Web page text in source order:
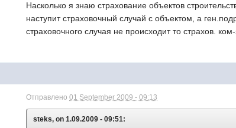
Насколько я знаю страхование объектов
наступит страховочный случай с объектом, а
страховочного случая не происходит то страхов.
Отправлено01 September 2009 - 09:13
steks, on 1.09.2009 - 09:51: